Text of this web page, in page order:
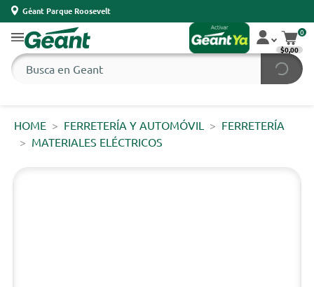
Géant Parque Roosevelt
0
$0,00
HOME FERRETERÍA Y AUTOMÓVIL
FERRETERÍA
MATERIALES ELÉCTRICOS